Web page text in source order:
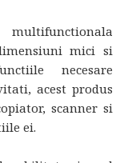
mici si
necesare
acest produs
scanner si
ei.